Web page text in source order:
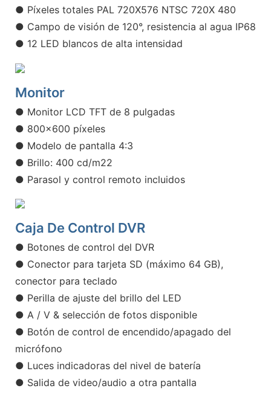
● Píxeles totales PAL 720X576 NTSC 720X 480
● Campo de visión de 120°, resistencia al agua IP68
● 12 LED blancos de alta intensidad
Monitor
● Monitor LCD TFT de 8 pulgadas
● 800x600 píxeles
● Modelo de pantalla 4:3
● Brillo: 400 cd/m22
● Parasol y control remoto incluidos
Caja De Control DVR
● Botones de control del DVR
● Conector para tarjeta SD (máximo 64 GB),
conector para teclado
● Perilla de ajuste del brillo del LED
● A / V & selección de fotos disponible
● Botón de control de encendido/apagado del
micrófono
● Luces indicadoras del nivel de batería
● Salida de video/audio a otra pantalla